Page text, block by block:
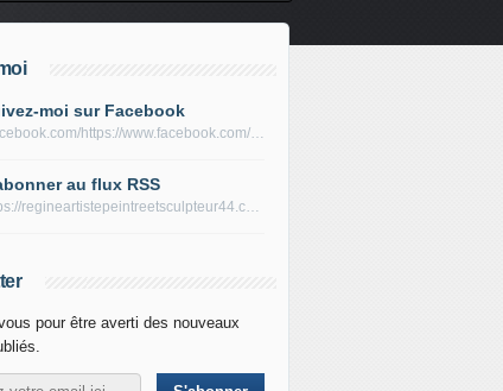
moi sur Facebook
//facebook.com/https://www.facebook.com/peltierregine
au flux RSS
https://regineartistepeintreetsculpteur44.com/rss
pour être averti des nouveaux